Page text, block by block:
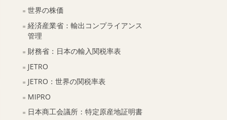
世界の株価
経済産業省：輸出コンプライアンス
管理
財務省：日本の輸入関税率表
JETRO
JETRO：世界の関税率表
MIPRO
日本商工会議所：特定原産地証明書